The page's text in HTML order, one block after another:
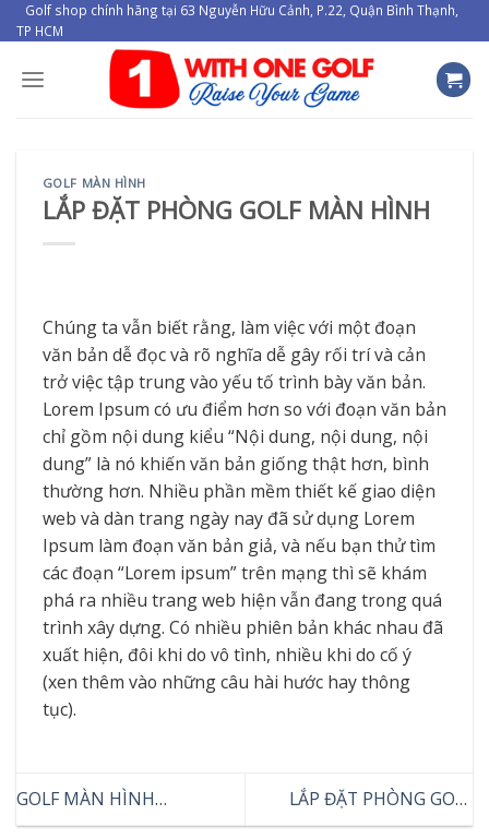
Skip
to
content
Golf shop chính hãng tại 63 Nguyễn Hữu Cảnh, P.22, Quận Bình Thạnh,
TP HCM
GOLF MÀN HÌNH
LẮP ĐẶT PHÒNG GOLF MÀN HÌNH
Chúng ta vẫn biết rằng, làm việc với một đoạn
văn bản dễ đọc và rõ nghĩa dễ gây rối trí và cản
trở việc tập trung vào yếu tố trình bày văn bản.
Lorem Ipsum có ưu điểm hơn so với đoạn văn bản
chỉ gồm nội dung kiểu “Nội dung, nội dung, nội
dung” là nó khiến văn bản giống thật hơn, bình
thường hơn. Nhiều phần mềm thiết kế giao diện
web và dàn trang ngày nay đã sử dụng Lorem
Ipsum làm đoạn văn bản giả, và nếu bạn thử tìm
các đoạn “Lorem ipsum” trên mạng thì sẽ khám
phá ra nhiều trang web hiện vẫn đang trong quá
trình xây dựng. Có nhiều phiên bản khác nhau đã
xuất hiện, đôi khi do vô tình, nhiều khi do cố ý
(xen thêm vào những câu hài hước hay thông
tục).
GOLF MÀN HÌNH
GOLFLAND | CHƠI GOLF
LẮP ĐẶT PHÒNG GOLF
MÀN HÌNH